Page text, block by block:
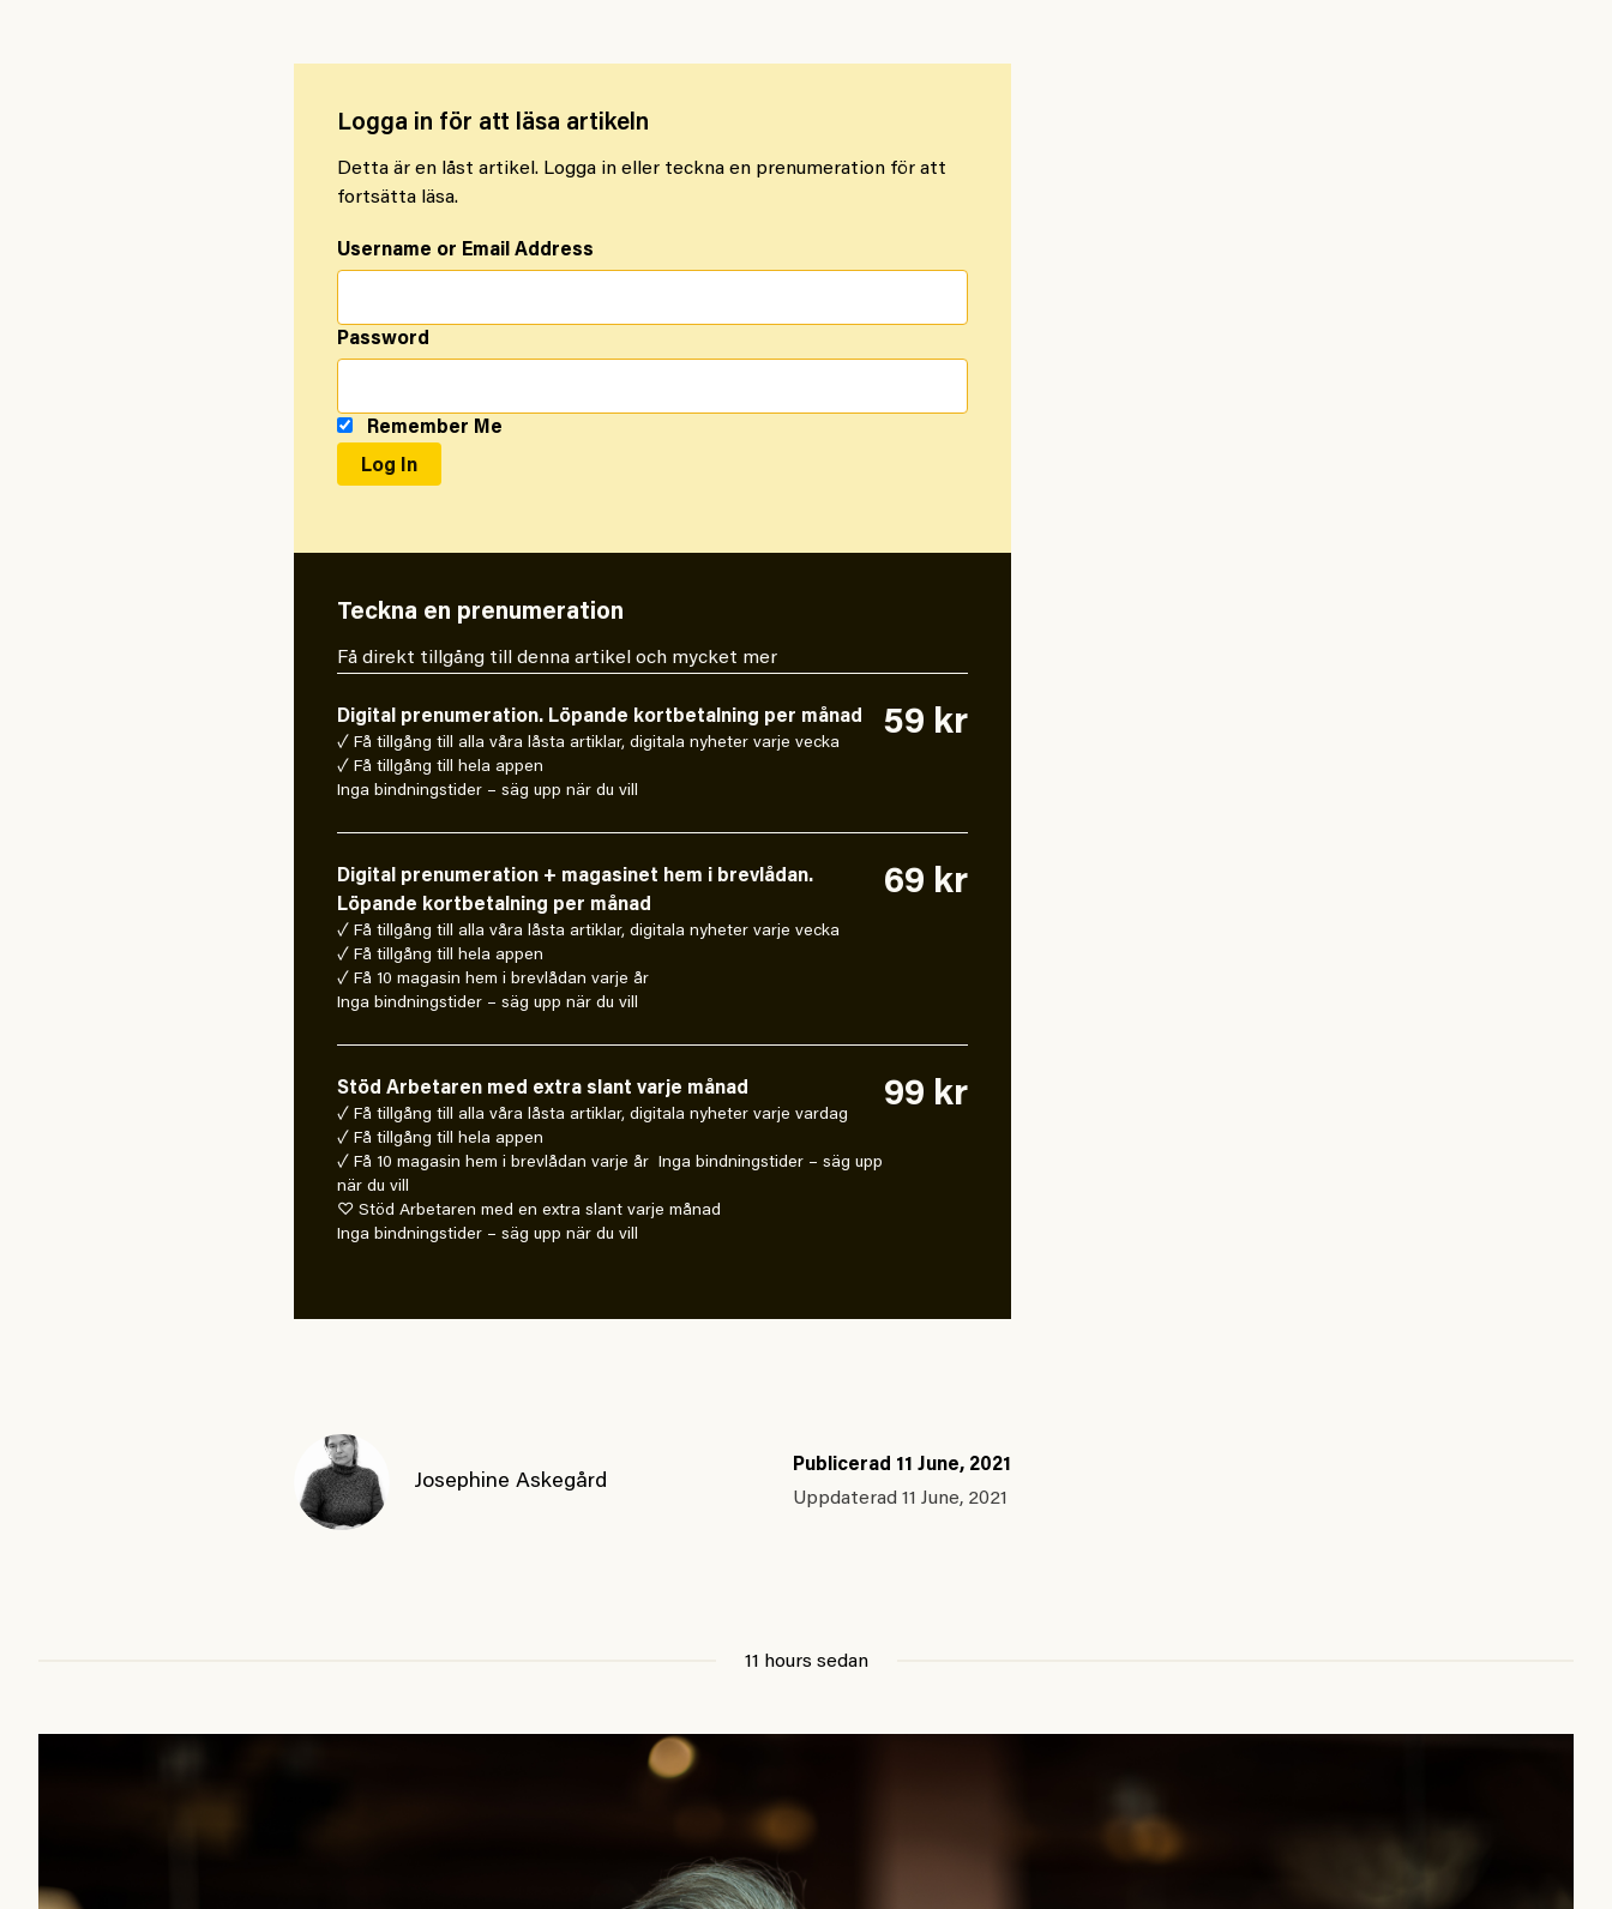
Logga in för att läsa artikeln
Detta är en låst artikel. Logga in eller teckna en prenumeration för att
fortsätta läsa.
Username or Email Address
Password
Remember Me
Teckna en prenumeration
Få direkt tillgång till denna artikel och mycket mer
Digital prenumeration. Löpande kortbetalning per månad
✓ Få tillgång till alla våra låsta artiklar, digitala nyheter varje vecka
✓ Få tillgång till hela appen
Inga bindningstider – säg upp när du vill
59 kr
Digital prenumeration + magasinet hem i brevlådan.
Löpande kortbetalning per månad
✓ Få tillgång till alla våra låsta artiklar, digitala nyheter varje vecka
✓ Få tillgång till hela appen
✓ Få 10 magasin hem i brevlådan varje år
Inga bindningstider – säg upp när du vill
69 kr
Stöd Arbetaren med extra slant varje månad
✓ Få tillgång till alla våra låsta artiklar, digitala nyheter varje vardag
✓ Få tillgång till hela appen
✓ Få 10 magasin hem i brevlådan varje år Inga bindningstider – säg upp
när du vill
♡ Stöd Arbetaren med en extra slant varje månad
Inga bindningstider – säg upp när du vill
99 kr
Josephine Askegård
Publicerad 11 June, 2021
Uppdaterad 11 June, 2021
11 hours sedan